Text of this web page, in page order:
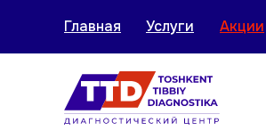
Главная Услуги Акции